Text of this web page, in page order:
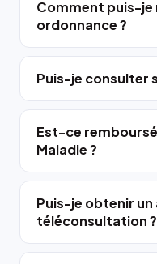
Comment puis-je
ordonnance ?
Puis-je consulter
Est-ce
Maladie ?
Puis-je obtenir
téléconsultation ?